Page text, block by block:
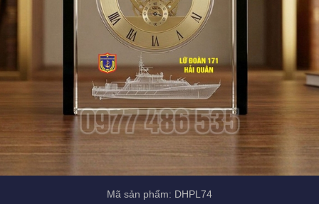
Mã sản phẩm: DHPL74